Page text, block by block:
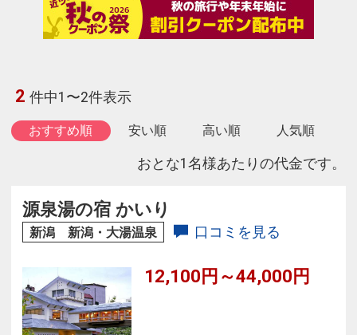
2 件中1〜2件表示
おすすめ順 安い順 高い順 人気順
おとな1名様あたりの代金です。
源泉湯の宿 かいり
新潟 新潟・大湯温泉 口コミを見る
12,100円～44,000円